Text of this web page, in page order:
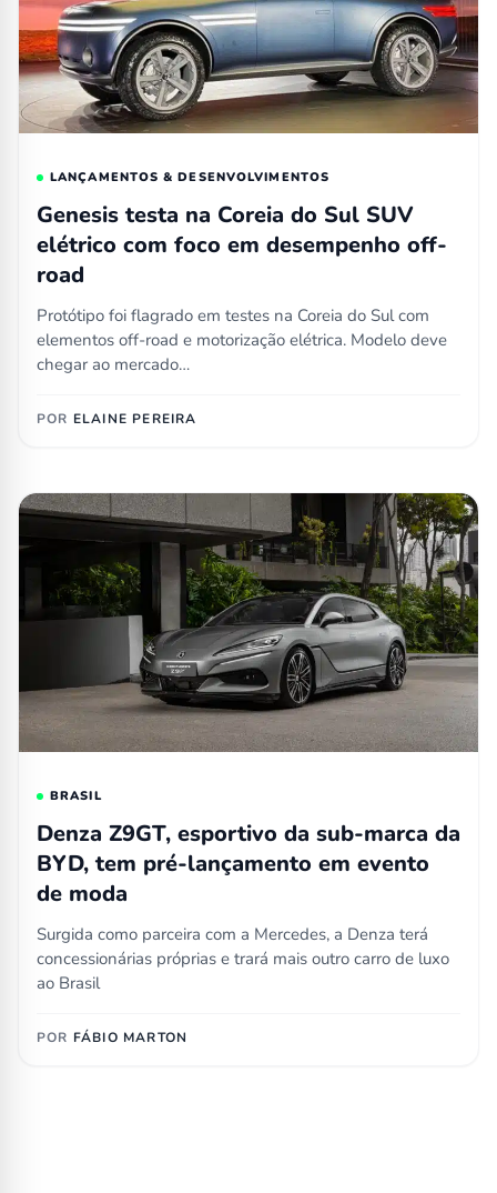
LANÇAMENTOS & DESENVOLVIMENTOS
Genesis testa na Coreia do Sul SUV
elétrico com foco em desempenho off-
road
Protótipo foi flagrado em testes na Coreia do Sul com
elementos off-road e motorização elétrica. Modelo deve
chegar ao mercado…
POR ELAINE PEREIRA
BRASIL
Denza Z9GT, esportivo da sub-marca da
BYD, tem pré-lançamento em evento
de moda
Surgida como parceira com a Mercedes, a Denza terá
concessionárias próprias e trará mais outro carro de luxo
ao Brasil
POR FÁBIO MARTON